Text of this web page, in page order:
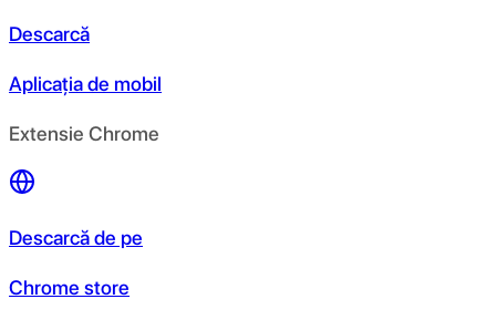
Descarcă
Aplicația de mobil
Extensie Chrome
Descarcă de pe
Chrome store